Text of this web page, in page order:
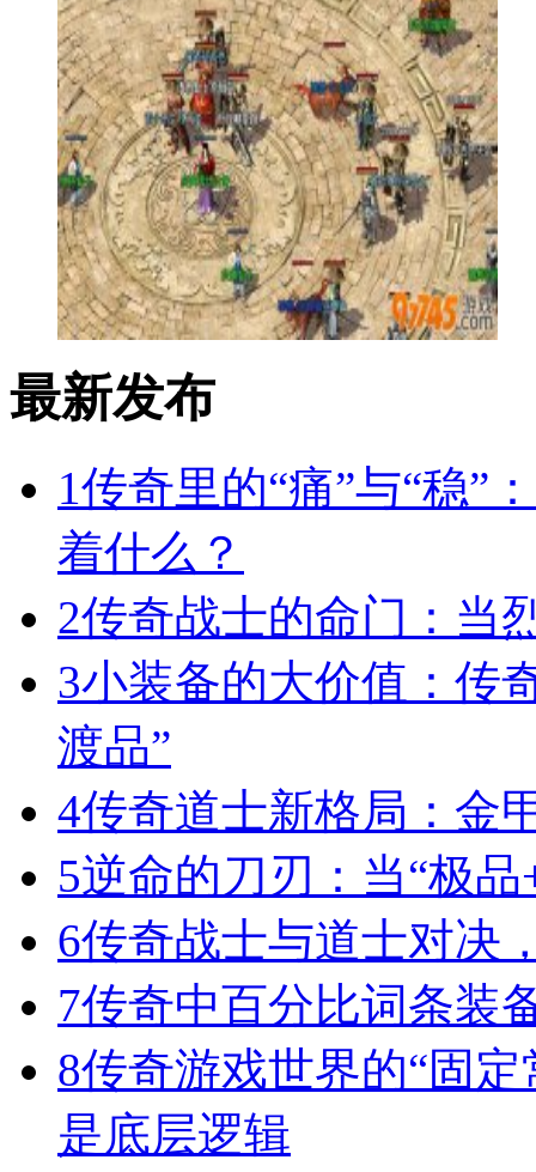
最新发布
1传奇里的“痛”与“稳”
着什么？
2传奇战士的命门：当
3小装备的大价值：传
渡品”
4传奇道士新格局：金
5逆命的刀刃：当“极
6传奇战士与道士对决
7传奇中百分比词条装
8传奇游戏世界的“固
是底层逻辑